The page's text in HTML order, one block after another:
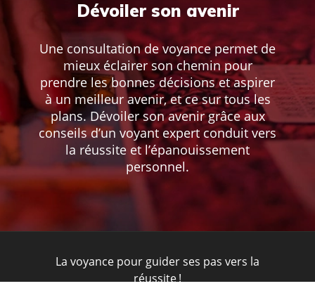
Dévoiler son avenir
Une consultation de voyance permet de
mieux éclairer son chemin pour
prendre les bonnes décisions et aspirer
à un meilleur avenir, et ce sur tous les
plans. Dévoiler son avenir grâce aux
conseils d’un voyant expert conduit vers
la réussite et l’épanouissement
personnel.
La voyance pour guider ses pas vers la
réussite !